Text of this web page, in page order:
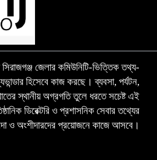
জেলার কমিউনিটি-ভিত্তিক তথ্য-
হিসেবে কাজ করছে। ব্যবসা, পর্যটন,
স্থানীয় অগ্রগতি তুলে ধরতে সচেষ্ট এই
ডিরেক্টরি ও প্রশাসনিক সেবার তথ্যের
ও অংশীদারদের প্রয়োজনে কাজে আসবে।